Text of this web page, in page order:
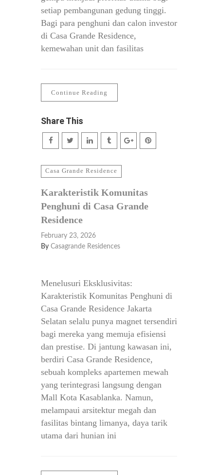
setiap pembangunan gedung tinggi.
Bagi para penghuni dan calon investor
di Casa Grande Residence,
kemewahan unit dan fasilitas
Continue Reading
Share This
Casa Grande Residence
Karakteristik Komunitas
Penghuni di Casa Grande
Residence
February 23, 2026
By Casagrande Residences
Menelusuri Eksklusivitas:
Karakteristik Komunitas Penghuni di
Casa Grande Residence Jakarta
Selatan selalu punya magnet tersendiri
bagi mereka yang memuja efisiensi
dan prestise. Di jantung kawasan ini,
berdiri Casa Grande Residence,
sebuah kompleks apartemen mewah
yang terintegrasi langsung dengan
Mall Kota Kasablanka. Namun,
melampaui arsitektur megah dan
fasilitas bintang limanya, daya tarik
utama dari hunian ini